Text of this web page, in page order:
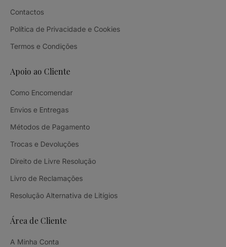
Contactos
Política de Privacidade e Cookies
Termos e Condições
Apoio ao Cliente
Como Encomendar
Envios e Entregas
Métodos de Pagamento
Trocas e Devoluções
Direito de Livre Resolução
Livro de Reclamações
Resolução Alternativa de Litígios
Área de Cliente
A Minha Conta